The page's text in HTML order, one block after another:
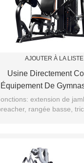
AJOUTER À LA
Usine Directement
Équipement De
Maison Vente
extension de
rangée basse,